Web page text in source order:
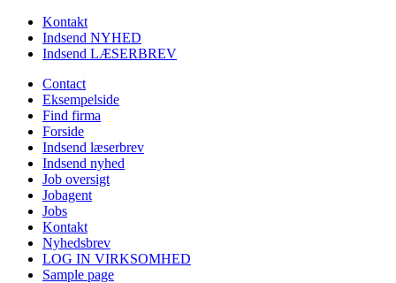
Kontakt
Indsend NYHED
Indsend LÆSERBREV
Contact
Eksempelside
Find firma
Forside
Indsend læserbrev
Indsend nyhed
Job oversigt
Jobagent
Jobs
Kontakt
Nyhedsbrev
LOG IN VIRKSOMHED
Sample page